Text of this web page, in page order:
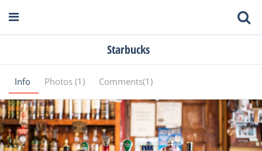
Starbucks
Info Photos (1) Comments(1)